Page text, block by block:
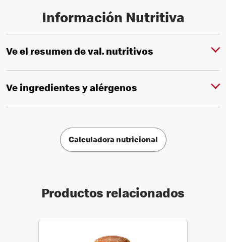
Información Nutritiva
Ve el resumen de val. nutritivos
Ve ingredientes y alérgenos
Calculadora nutricional
Productos relacionados